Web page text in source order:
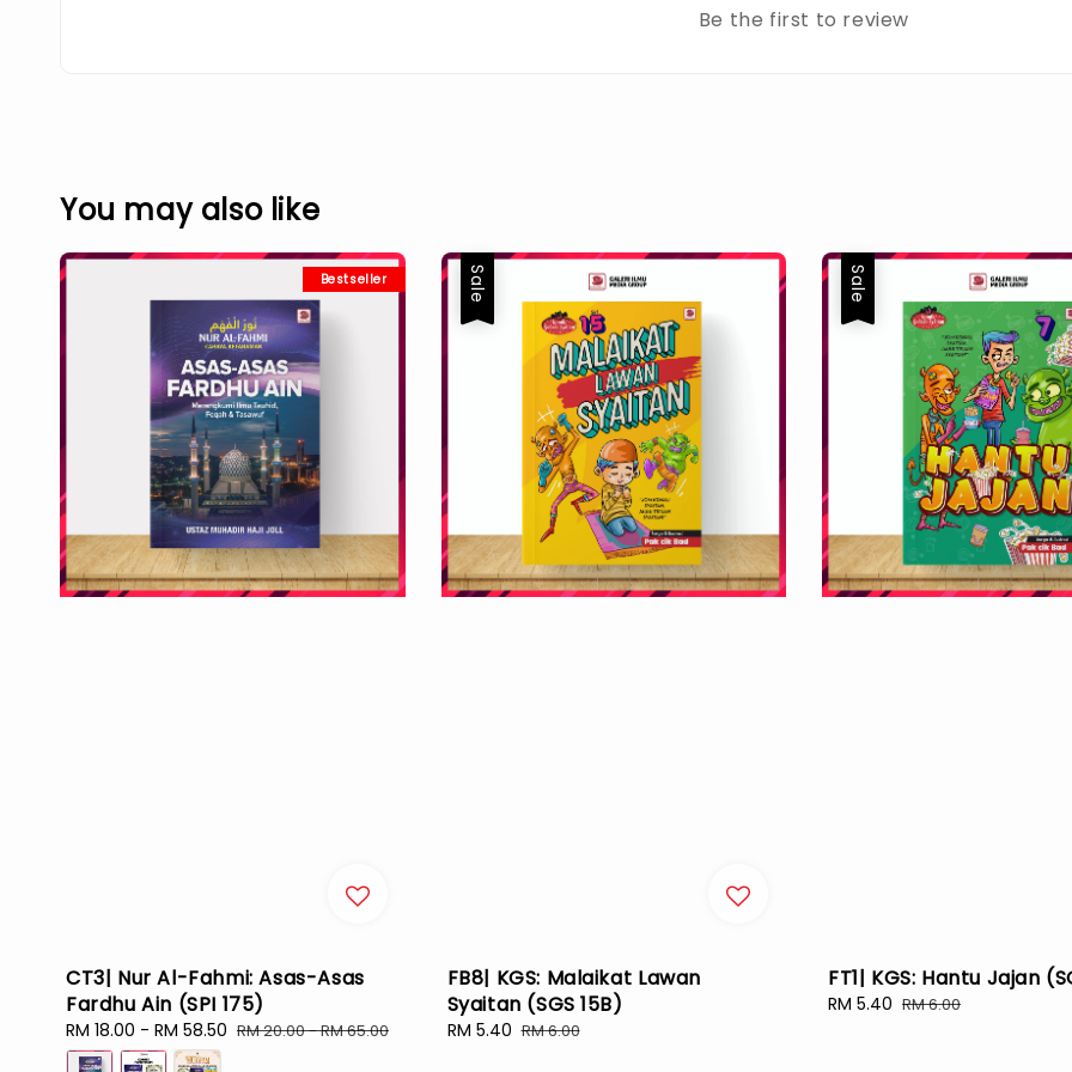
Be the first to review
You may also like
Bestseller
CT3| Nur Al-Fahmi: Asas-Asas
Fardhu Ain (SPI 175)
Sale
price
RM 18.00 - RM 58.50 Regular
RM 20.00-RM 65.00
Sale
FB8| KGS: Malaikat Lawan
Syaitan (SGS 15B)
Sale
RM 5.40 Regular
RM 6.00
Sale
FT1| KGS: Hantu Jajan
Sale
RM 5.40 Regular
RM 6.00